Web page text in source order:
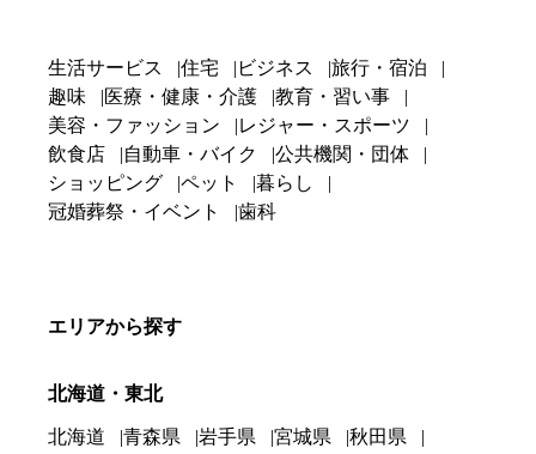
生活サービス 住宅 ビジネス
旅行・宿泊
趣味
医療・健康・介護
教育・習い事
美容・ファッション
レジャー・スポーツ
飲食店
自動車・バイク
公共機関・団体
ショッピング
ペット
暮らし
冠婚葬祭・イベント
歯科
エリアから探す
北海道・東北
北海道 青森県 岩手県 宮城県
秋田県